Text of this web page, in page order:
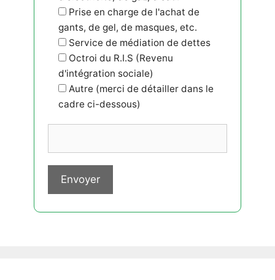
Prise en charge de l'achat de
gants, de gel, de masques, etc.
Service de médiation de dettes
Octroi du R.I.S (Revenu
d'intégration sociale)
Autre (merci de détailler dans le
cadre ci-dessous)